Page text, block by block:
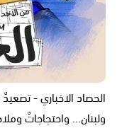
الحصاد الاخباري -
ولبنان... واحتجاجاتٌ وملاحقاتٌ